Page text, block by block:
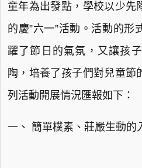
童年為出發點，學校以少先
的慶”六一”活動。活動的
躍了節日的氣氛，又讓孩
陶，培養了孩子們對兒童節
列活動開展情況匯報如下：
一、 簡單樸素、莊嚴生動的